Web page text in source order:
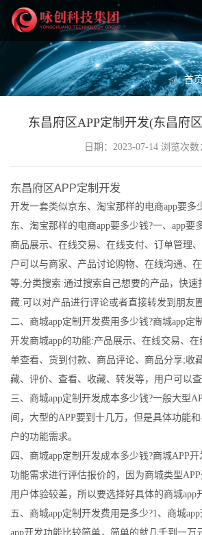
首
东昌府区APP定制开发(东昌府
日期：2023-07-14 浏览次数
东昌府区APP定制开发
开发一套类似京东、淘宝那样的电商app要多
东、淘宝那样的电商app要多少钱?一、app要
商品展示、在线交易、在线支付、订单管理
户可以与商家、产品讨论购物、在线沟通、
等;分类搜索:通过搜索自己想要的产品，快速
藏:可以对产品进行评论或者直接转发到朋友圈
二、商城app定制开发费用多少钱?商城app定
开发商城app的功能:产品展示、在线交易、在
单查看、货到付款、商品评论、商品分享;收
藏、评价、查看、收藏、转发等，用户可以查
三、商城app定制开发成本多少钱?一般大型
间，大型的APP要到十几万，但是具体功能
户的功能需求。
四、商城app定制开发成本多少钱?商城APP
功能需求进行评估报价的，因为商城类型APP
用户体验较差，所以要选择好具体的商城app
五、商城app定制开发费用是多少?1、商城
app开发功能比较简单，简单的就几千到一万